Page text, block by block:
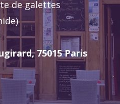
de galettes
75015 Paris